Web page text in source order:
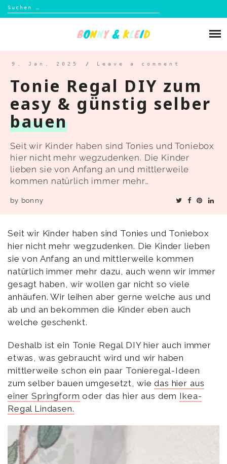
Suchen
nach:
Shop
Kontakt
9. Jan. 2025 / Leave a comment
Tonie Regal DIY zum
easy & günstig selber
bauen
Seit wir Kinder haben sind Tonies und Toniebox
hier nicht mehr wegzudenken. Die Kinder
lieben sie von Anfang an und mittlerweile
kommen natürlich immer mehr…
by bonny
Seit wir Kinder haben sind Tonies und Toniebox
hier nicht mehr wegzudenken. Die Kinder lieben
sie von Anfang an und mittlerweile kommen
natürlich immer mehr dazu, auch wenn wir immer
gesagt haben, wir wollen gar nicht so viele
anhäufen. Wir leihen aber gerne welche aus und
ab und an bekommen die Kinder eben auch
welche geschenkt.
Deshalb ist ein Tonie Regal DIY hier auch immer
etwas, was gebraucht wird und wir haben
mittlerweile schon ein paar Tonieregal-Ideen
zum selber bauen umgesetzt, wiedas hier aus
einer Springform oder das hier aus dem Ikea-
Regal Lindasen.